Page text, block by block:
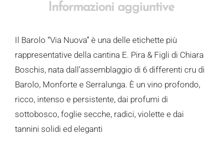
Informazioni aggiuntive
Il Barolo “Via Nuova” è una delle etichette più
rappresentative della cantina E. Pira & Figli di Chiara
Boschis, nata dall’assemblaggio di 6 differenti cru di
Barolo, Monforte e Serralunga. È un vino profondo,
ricco, intenso e persistente, dai profumi di
sottobosco, foglie secche, radici, violette e dai
tannini solidi ed eleganti